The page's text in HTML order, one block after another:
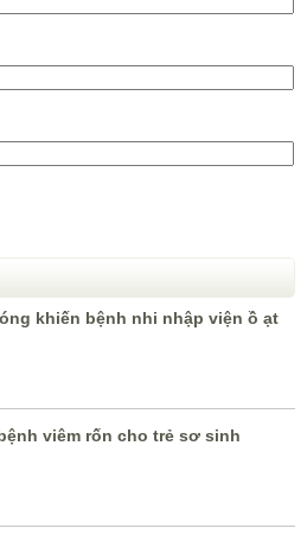
khiến bệnh nhi nhập viện ồ ạt
viêm rốn cho trẻ sơ sinh